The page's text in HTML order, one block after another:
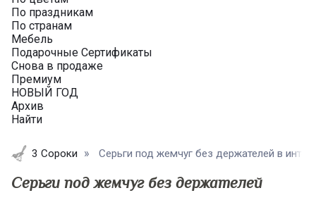
По праздникам
По странам
Мебель
Подарочные Сертификаты
Снова в продаже
Премиум
НОВЫЙ ГОД
Архив
Найти
3 Сороки Серьги под жемчуг без держателей в
Серьги под жемчуг без держателей